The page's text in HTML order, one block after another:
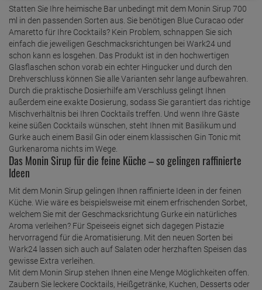
Statten Sie Ihre heimische Bar unbedingt mit dem Monin Sirup 700
ml in den passenden Sorten aus. Sie benötigen Blue Curacao oder
Amaretto für Ihre Cocktails? Kein Problem, schnappen Sie sich
einfach die jeweiligen Geschmacksrichtungen bei Wark24 und
schon kann es losgehen. Das Produkt ist in den hochwertigen
Glasflaschen schon vorab ein echter Hingucker und durch den
Drehverschluss können Sie alle Varianten sehr lange aufbewahren.
Durch die praktische Dosierhilfe am Verschluss gelingt Ihnen
außerdem eine exakte Dosierung, sodass Sie garantiert das richtige
Mischverhältnis bei Ihren Cocktails treffen. Und wenn Ihre Gäste
keine süßen Cocktails wünschen, steht Ihnen mit Basilikum und
Gurke auch einem Basil Gin oder einem klassischen Gin Tonic mit
Gurkenaroma nichts im Wege.
Das Monin Sirup für die feine Küche – so gelingen raffinierte
Ideen
Mit dem Monin Sirup gelingen Ihnen raffinierte Ideen in der feinen
Küche. Wie wäre es beispielsweise mit einem erfrischenden Sorbet,
welchem Sie mit der Geschmacksrichtung Gurke ein natürliches
Aroma verleihen? Für Speiseeis eignet sich dagegen Pistazie
hervorragend für die Aromatisierung. Mit den neuen Sorten bei
Wark24 lassen sich auch auf Salaten oder herzhaften Speisen das
gewisse Extra verleihen.
Mit dem Monin Sirup stehen Ihnen eine Menge Möglichkeiten offen.
Zaubern Sie leckere Cocktails, Heißgetränke, Kuchen, Desserts oder